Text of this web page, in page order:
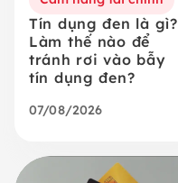
Tín dụng đen là gì?
Làm thế nào để
tránh rơi vào bẫy
tín dụng đen?
07/08/2026